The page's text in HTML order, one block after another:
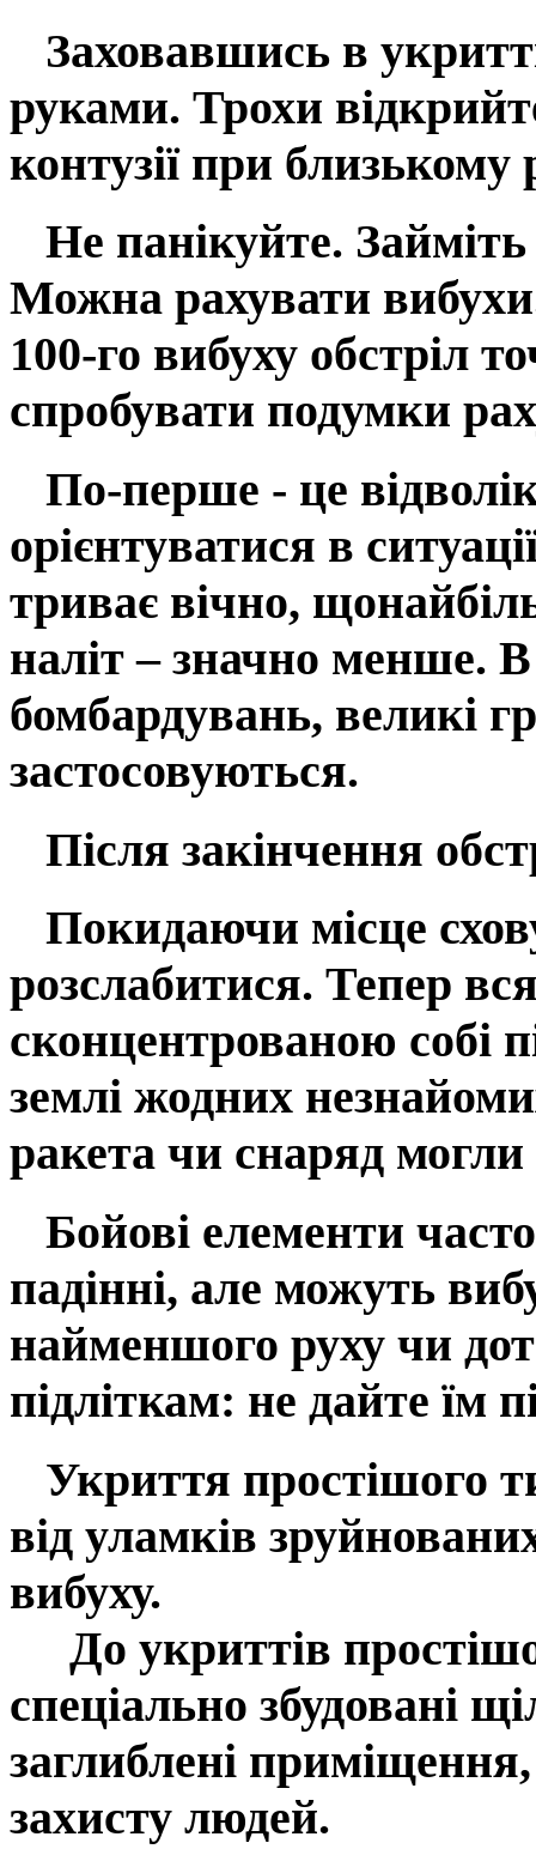
Заховавшись в
руками. Трохи
контузії при
Не панікуйте.
Можна рахувати
100-го вибуху обстріл
спробувати подумки
По-перше - це
орієнтуватися в
триває вічно,
наліт – значно менше.
бомбардувань, великі
застосовуються.
Після закінчення
Покидаючи місце
розслабитися. Тепер
сконцентрованою собі
землі жодних
ракета чи снаряд
Бойові елементи
падінні, але можуть
найменшого руху чи
підліткам: не дайте їм
Укриття простішого
від уламків
вибуху.
До укриттів
спеціально збудовані
заглиблені
захисту людей.